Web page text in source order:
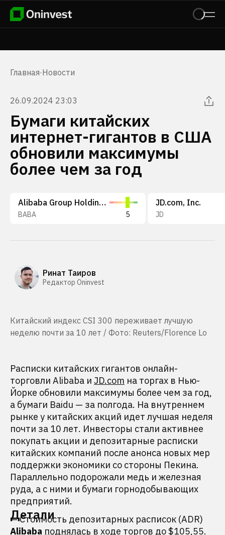
Главная·Новости
26.09.2024 23:03
Бумаги китайских
интернет-гигантов в США
обновили максимумы
более чем за год
Alibaba Group Holding Limited
BABA 5
JD.com, Inc.
JD
Ринат Таиров
Редактор Oninvest
Китайский индекс CSI 300 переживает лучшую
неделю почти за 10 лет / Фото: Reuters/Florence Lo
Расписки китайских гигантов онлайн-
торговли Alibaba и JD.com на торгах в Нью-
Йорке обновили максимумы более чем за год,
а бумаги Baidu — за полгода. На внутреннем
рынке у китайских акций идет лучшая неделя
почти за 10 лет. Инвесторы стали активнее
покупать акции и депозитарные расписки
китайских компаний после анонса новых мер
поддержки экономики со стороны Пекина.
Параллельно подорожали медь и железная
руда, а с ними и бумаги горнодобывающих
предприятий.
Детали
— Стоимость депозитарных расписок (ADR)
Alibaba поднялась в ходе торгов до $105,55.